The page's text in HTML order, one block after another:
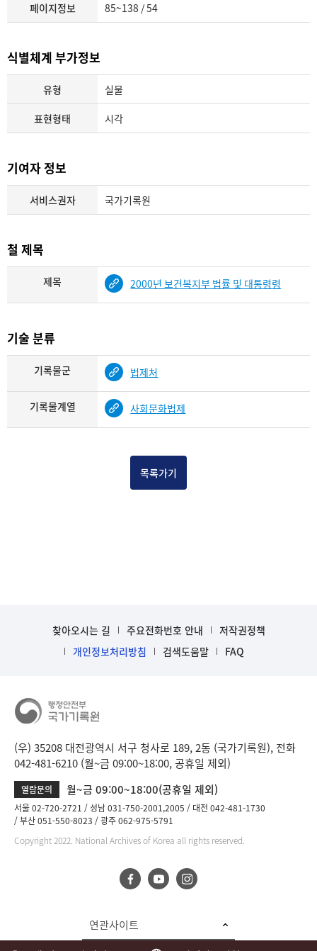
페이지정보 85~138 / 54
식별체계 부가정보
유형 실물
표현형태 시각
기여자 정보
서비스권자 국가기록원
철 제목
제목 2000년 보건복지부 법률 및 대통령령
기술 분류
기록물군 법제처
기록물계열 사회문화법제
목록가기
찾아오시는 길 주요전화번호 안내
저작권정책
개인정보처리방침
검색도움말 FAQ
(우) 35208 대전광역시 서구 청사로 189, 2동 (국가기록원), 전화
042-481-6210 (월~금 09:00~18:00, 공휴일 제외)
열람문의 월~금 09:00~18:00(공휴일 제외)
서울 02-720-2721 성남 031-750-2001,2005
대전 042-481-1730
부산 051-550-8023
광주 062-975-5791
Copyright 2022. National Archives of Korea all rights reserved.
연관사이트